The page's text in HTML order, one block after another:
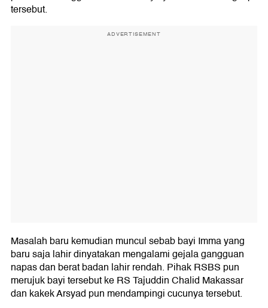
tersebut.
ADVERTISEMENT
Masalah baru kemudian muncul sebab bayi Imma yang
baru saja lahir dinyatakan mengalami gejala gangguan
napas dan berat badan lahir rendah. Pihak RSBS pun
merujuk bayi tersebut ke RS Tajuddin Chalid Makassar
dan kakek Arsyad pun mendampingi cucunya tersebut.